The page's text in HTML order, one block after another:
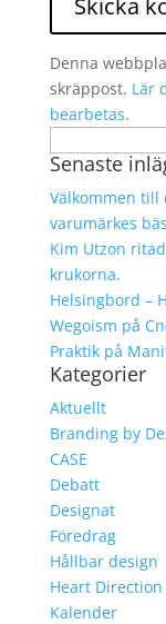
Denna
skräppost. Lär
bearbetas.
efter:
Senaste
Välkommen
varumärkes
Kim Utzon
krukorna.
Helsingbord –
Wegoism på
Praktik på
Kategorier
Aktuellt
Branding by
CASE
Debatt
Designat
Föredrag
Hållbar design
Heart Direction
Kalender